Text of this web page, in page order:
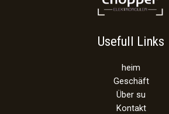
Usefull Links
heim
Geschäft
Über su
Kontakt